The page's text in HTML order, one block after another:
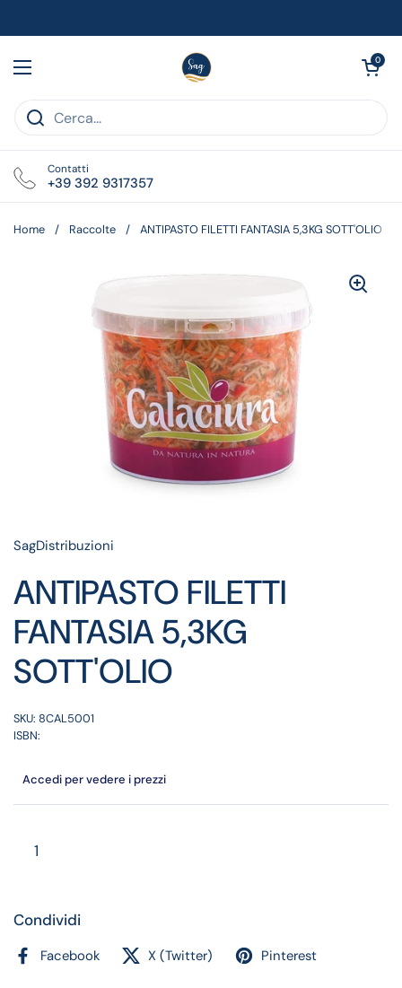
Apri menu
Apri carrello
0
Contatti
+39 392 9317357
Home / Raccolte / ANTIPASTO FILETTI FANTASIA 5,3KG SOTT'OLIO
SagDistribuzioni
ANTIPASTO FILETTI
FANTASIA 5,3KG
SOTT'OLIO
SKU: 8CAL5001
ISBN:
Accedi per vedere i prezzi
Condividi
Facebook X (Twitter) Pinterest